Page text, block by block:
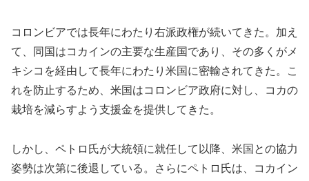
コロンビアでは長年にわたり右派政権が続いてきた。加え
て、同国はコカインの主要な生産国であり、その多くがメ
キシコを経由して長年にわたり米国に密輸されてきた。こ
れを防止するため、米国はコロンビア政府に対し、コカの
栽培を減らすよう支援金を提供してきた。
しかし、ペトロ氏が大統領に就任して以降、米国との協力
姿勢は次第に後退している。さらにペトロ氏は、コカイン